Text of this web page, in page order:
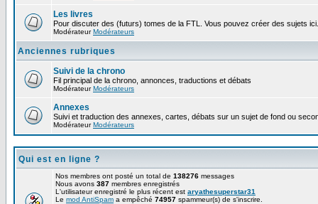
Les livres
Pour discuter des (futurs) tomes de la FTL. Vous pouvez créer des sujets ici.
ModérateurModérateurs
Anciennes rubriques
Suivi de la chrono
Fil principal de la chrono, annonces, traductions et débats
ModérateurModérateurs
Annexes
Suivi et traduction des annexes, cartes, débats sur un sujet de fond ou
ModérateurModérateurs
Qui est en ligne ?
Nos membres ont posté un total de 138276 messages
Nous avons 387 membres enregistrés
L'utilisateur enregistré le plus récent est aryathesuperstar31
Le mod AntiSpam a empêché 74957 spammeur(s) de s'inscrire.